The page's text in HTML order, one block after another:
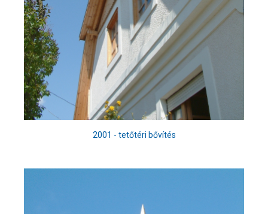
2001 - tetőtéri bővítés